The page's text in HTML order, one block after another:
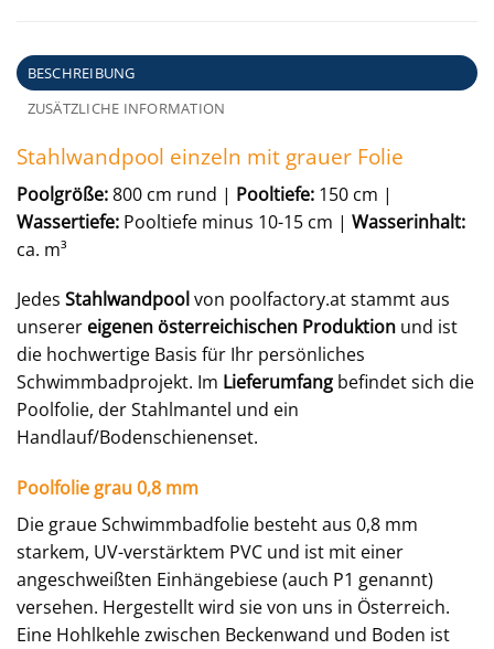
BESCHREIBUNG
ZUSÄTZLICHE INFORMATION
Stahlwandpool einzeln mit grauer Folie
Poolgröße:800 cm rund | Pooltiefe: 150 cm |
Wassertiefe: Pooltiefe minus 10-15 cm | Wasserinhalt:
ca. m³
Jedes Stahlwandpoolvon poolfactory.at stammt aus
unserer eigenen österreichischen Produktion und ist
die hochwertige Basis für Ihr persönliches
Schwimmbadprojekt. Im Lieferumfang befindet sich die
Poolfolie, der Stahlmantel und ein
Handlauf/Bodenschienenset.
Poolfolie grau 0,8 mm
Die graue Schwimmbadfolie besteht aus 0,8 mm
starkem, UV-verstärktem PVC und ist mit einer
angeschweißten Einhängebiese (auch P1 genannt)
versehen. Hergestellt wird sie von uns in Österreich.
Eine Hohlkehle zwischen Beckenwand und Boden ist